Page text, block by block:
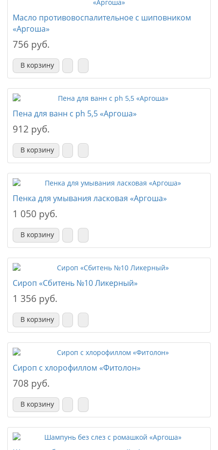
Масло противовоспалительное с шиповником
«Аргоша»
756 руб.
В корзину
Пена для ванн с ph 5,5 «Аргоша»
912 руб.
В корзину
Пенка для умывания ласковая «Аргоша»
1 050 руб.
В корзину
Сироп «Сбитень №10 Ликерный»
1 356 руб.
В корзину
Сироп с хлорофиллом «Фитолон»
708 руб.
В корзину